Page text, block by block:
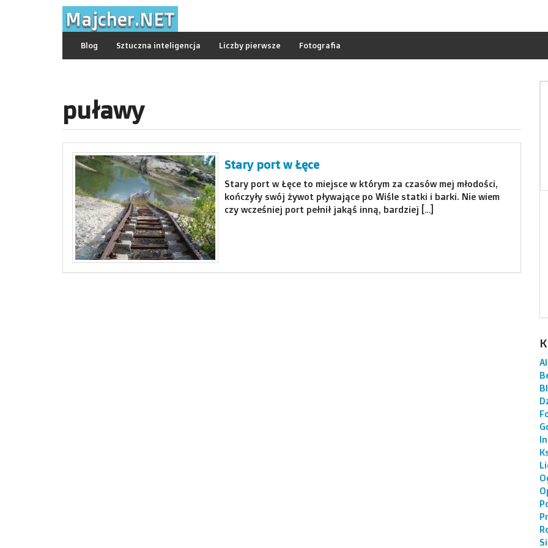
Majcher.NET
Blog Sztuczna inteligencja Liczby pierwsze Fotografia
puławy
Stary port w Łęce
Stary port w Łęce to miejsce w którym za czasów mej młodości,
kończyły swój żywot pływające po Wiśle statki i barki. Nie wiem
czy wcześniej port pełnił jakąś inną, bardziej […]
AI